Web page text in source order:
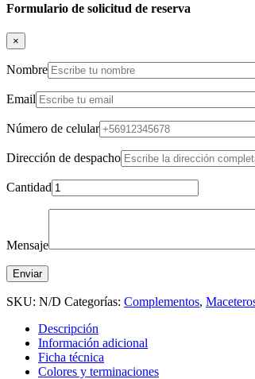
Formulario de solicitud de reserva
×
Nombre
Email
Número de celular
Dirección de despacho
Cantidad
Mensaje
SKU: N/D Categorías: Complementos,
Descripción
Información adicional
Ficha técnica
Colores y terminaciones